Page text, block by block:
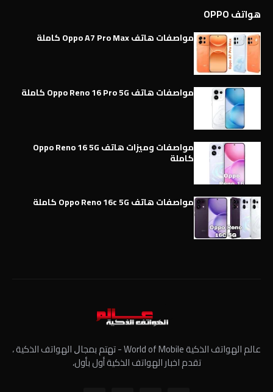
هواتف OPPO
مواصفات هاتف Oppo A7 Pro Max كاملة
مواصفات هاتف Oppo Reno 16 Pro 5G كاملة
مواصفات وميزات هاتف Oppo Reno 16 5G
كاملة
مواصفات هاتف Oppo Reno 16c 5G كاملة
عالم الهواتف الذكية World of Mobile - ﺗﻬﺘﻢ ﺑﻤﺠﺎﻝ الهواتف الذكية ،
تقدم اخبار الهواتف الذكية أول بأول،